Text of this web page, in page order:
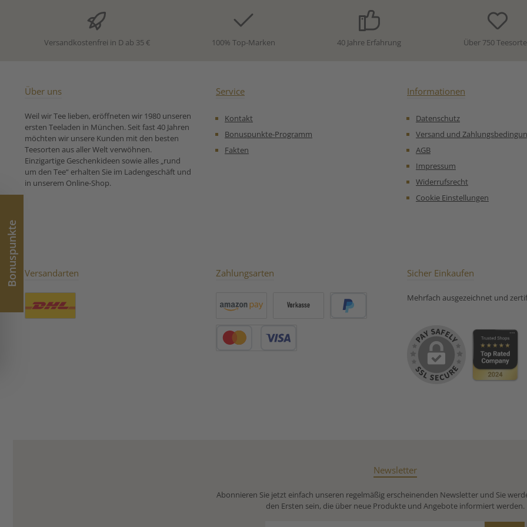
harmonische Grün-Tee-
Mischung aus.
Zutaten:Grüner China Tee,
Aromen, Sonnenblumen-,
für Grüntee Morgentau von
auch:Was macht den
Grüntee Morgentau von
Ronnefeldt so einzigartig?
Antwort:Das liegt an seinem
exotischen Geschmack mit
feinfruchtigen Aromen von
Mango und Zitrus.
Ungewöhnlich ist auchder
köstliche Frucht hat ihn
inspiriert einen Grüntee mit
Mango Aromen zu mischen.
Diese Komposition war so
erfolgreich und hat damals
Sonnenblumenblüten,
Rosenblüten,
Kornblumenblüten. Unsere
Zubereitungsempfehlung
(91%), Mangoflocken, Aroma,
weiße Kornblumenblüten,
Ringelblumenblüten Unsere
Zubereitungsempfehlung
Versandkostenfrei in D ab 35 € 100% Top-Marken 40 Jahre Erfahrung Über 750
Über uns
Weil wir Tee lieben, eröffneten wir 1980 unseren
ersten Teeladen in München. Seit fast 40 Jahren
möchten wir unsere Kunden mit den besten
Teesorten aus aller Welt verwöhnen.
Einzigartige Geschenkideen sowie alles „rund
um den Tee“ erhalten Sie im Ladengeschäft und
in unserem Online-Shop.
Service
Kontakt
Bonuspunkte-Programm
Fakten
Informationen
Datenschutz
Versand und
AGB
Impressum
Widerrufsrecht
Cookie Einstellungen
Versandarten Zahlungsarten Sicher Einkaufen
Mehrfach ausgezeichnet und
Newsletter
Abonnieren Sie jetzt einfach unseren regelmäßig erscheinenden Newsletter und Sie
den Ersten sein, die über neue Produkte und Angebote informiert werden.
Bonuspunkte